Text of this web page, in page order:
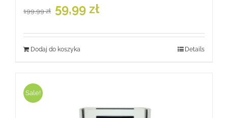
199,99zł
Pierwotna
cena
199,99 zł.
59,99 złcena
59,99 zł.
Dodaj do koszyka Details
Sale!